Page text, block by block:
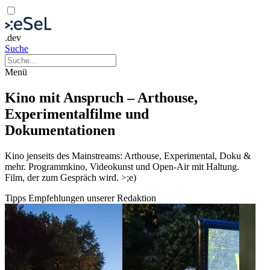
.dev
Suche
Menü
Kino mit Anspruch – Arthouse,
Experimentalfilme und
Dokumentationen
Kino jenseits des Mainstreams: Arthouse, Experimental, Doku &
mehr. Programmkino, Videokunst und Open-Air mit Haltung.
Film, der zum Gespräch wird. >;e)
Tipps Empfehlungen unserer Redaktion